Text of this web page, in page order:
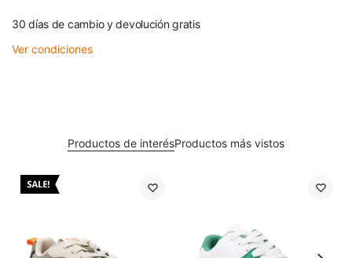
30 días de cambio y devolución gratis
Ver condiciones
Productos de interésProductos más vistos